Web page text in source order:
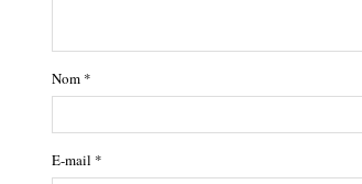
Nom *
E-mail *